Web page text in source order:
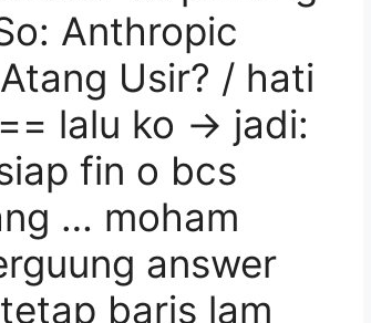
Anthropic
Usir? / hati
lalu ko → jadi:
fin o bcs
… moham
answer
baris lam